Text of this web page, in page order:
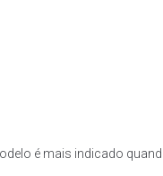
é mais indicado